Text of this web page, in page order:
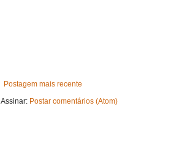
Postagem mais recente
Assinar: Postar comentários (Atom)